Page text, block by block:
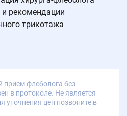
и рекомендации
трикотажа
прием флеболога без
в протоколе. Не является
уточнения цен позвоните в